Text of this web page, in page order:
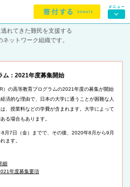
れてきた難民を支援する
ネットワーク組織です。
ム：2021年度募集開始
）の高等教育プログラムの2021年度の募集が開始
済的な理由で、日本の大学に通うことが困難な人
、授業料などの学費が含まれます。大学によって
る場合もあります。
月7日（金）までで、その後、2020年8月から9月
ます。
細
年度募集要項